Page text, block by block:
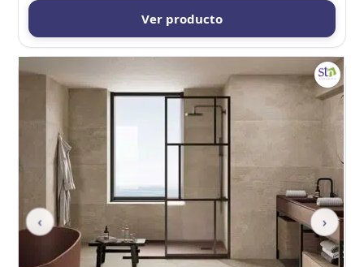
Ver producto
‹ ›